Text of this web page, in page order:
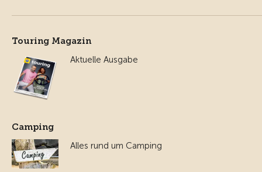
Touring Magazin
Aktuelle Ausgabe
Camping
Alles rund um Camping